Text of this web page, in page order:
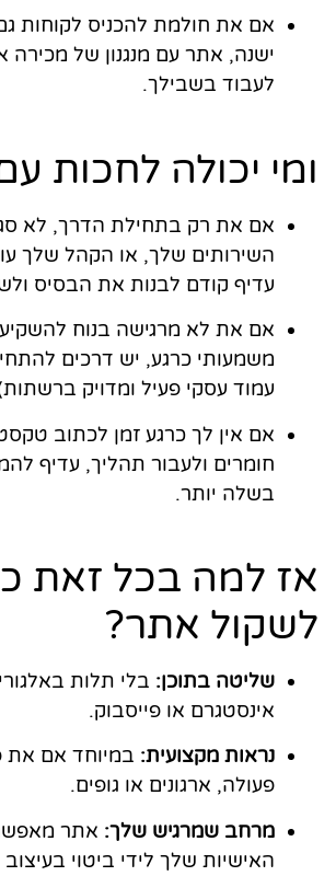
אם את חולמת להכניס לקוחות
ישנה, אתר עם מנגנון של מכירה
לעבוד בשבילך.
ומי יכולה לחכות
אם את רק בתחילת הדרך, לא
השירותים שלך, או הקהל שלך
עדיף קודם לבנות את הבסיס
אם את לא מרגישה בנוח
משמעותי כרגע, יש דרכים
עמוד עסקי פעיל ומדויק
אם אין לך כרגע זמן לכתוב
חומרים ולעבור תהליך, עדיף
בשלה יותר.
אז למה בכל זאת
לשקול אתר?
שליטה בתוכן: בלי תלות
אינסטגרם או פייסבוק.
נראות מקצועית: במיוחד אם את
פעולה, ארגונים או גופים.
מרחב שמרגיש שלך: אתר
האישיות שלך לידי ביטוי